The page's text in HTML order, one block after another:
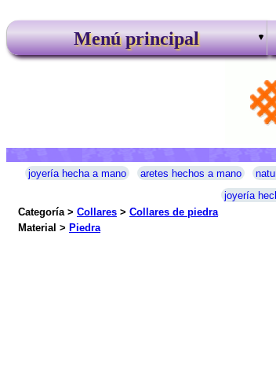
Menú principal
joyería hecha a mano aretes hechos a mano
joyería
Categoría > Collares > Collares de piedra
Material > Piedra